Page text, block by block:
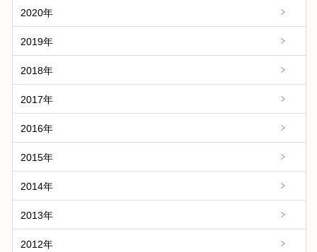
2020年
2019年
2018年
2017年
2016年
2015年
2014年
2013年
2012年